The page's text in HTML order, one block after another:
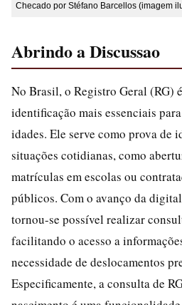
Checado por Stéfano Barcellos (imagem
Abrindo a Discussao
No Brasil, o Registro Geral (RG)
identificação mais essenciais
idades. Ele serve como prova de
situações cotidianas, como
matrículas em escolas ou
públicos. Com o avanço da
tornou-se possível realizar
facilitando o acesso a
necessidade de deslocamentos
Especificamente, a consulta de